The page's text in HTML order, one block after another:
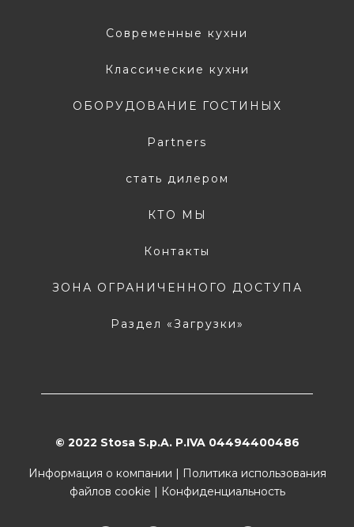
Современные кухни
Классические кухни
ОБОРУДОВАНИЕ ГОСТИНЫХ
Partners
стать дилером
КТО МЫ
Контакты
ЗОНА ОГРАНИЧЕННОГО ДОСТУПА
Раздел «Загрузки»
© 2022 Stosa S.p.A. P.IVA 04494400486
Информация о компании | Политика использования
файлов cookie | Конфиденциальность